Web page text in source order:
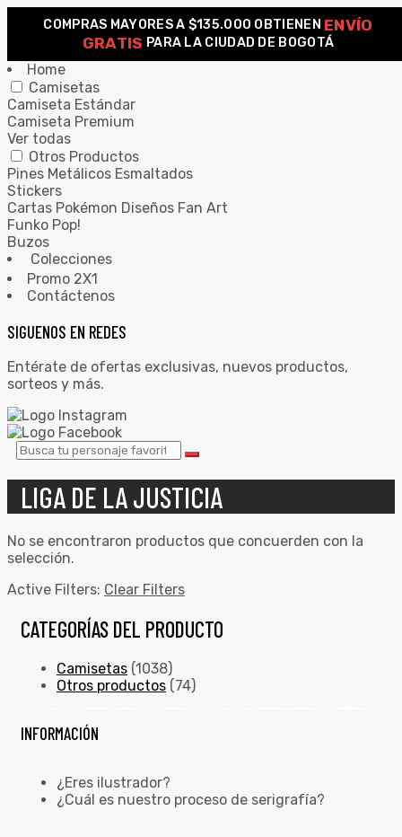
COMPRAS MAYORES A $135.000 OBTIENEN ENVÍO
GRATIS PARA LA CIUDAD DE BOGOTÁ
Home
Camisetas
Camiseta Estándar
Camiseta Premium
Ver todas
Otros Productos
Pines Metálicos Esmaltados
Stickers
Cartas Pokémon Diseños Fan Art
Funko Pop!
Buzos
Colecciones
Promo 2X1
Contáctenos
SIGUENOS EN REDES
Entérate de ofertas exclusivas, nuevos productos,
sorteos y más.
LIGA DE LA JUSTICIA
No se encontraron productos que concuerden con la
selección.
Active Filters: Clear Filters
CATEGORÍAS DEL PRODUCTO
Camisetas (1038)
Otros productos (74)
INFORMACIÓN
¿Eres ilustrador?
¿Cuál es nuestro proceso de serigrafía?